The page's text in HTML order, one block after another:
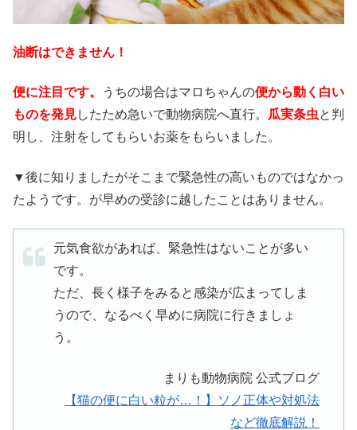
油断はできません！
便に注目です。 うちの場合はマロちゃんの便から動く白い
ものを発見したため急いで動物病院へ直行。 瓜実条虫と判
明し、注射をしてもらいお薬をもらいました。
▼後に知りましたがそこまで緊急性の高いものではなかっ
たようです。が早めの受診に越したことはありません。
元気食欲があれば、緊急性はないことが多い
です。
ただ、長く様子をみると感染が広まってしま
うので、なるべく早めに病院に行きましょ
う。
まりも動物病院 公式ブログ
【猫の便に白い粒が…！】ソノ正体や対処法
など徹底解説！